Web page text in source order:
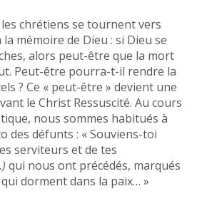
chrétiens se tournent vers
mémoire de Dieu : si Dieu se
alors peut-être que la mort
Peut-être pourra-t-il rendre la
? Ce « peut-être » devient une
le Christ Ressuscité. Au cours
nous sommes habitués à
des défunts : « Souviens-toi
serviteurs et de tes
qui nous ont précédés, marqués
dorment dans la paix… »